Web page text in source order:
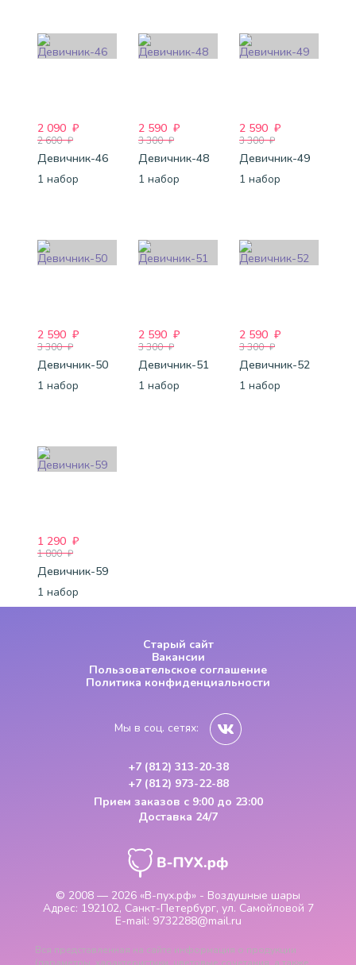
2 090 ₽
2 600 ₽
Девичник-46
1 набор
2 590 ₽
3 300 ₽
Девичник-48
1 набор
2 590 ₽
3 300 ₽
Девичник-49
1 набор
2 590 ₽
3 300 ₽
Девичник-50
1 набор
2 590 ₽
3 300 ₽
Девичник-51
1 набор
2 590 ₽
3 300 ₽
Девичник-52
1 набор
1 290 ₽
1 800 ₽
Девичник-59
1 набор
© 2008 — 2026 «В-пух.рф» - Воздушные шары
Адрес: 192102, Санкт-Петербург, ул. Самойловой 7
E-mail: 9732288@mail.ru
Старый сайт
Вакансии
Пользовательское соглашение
Политика конфиденциальности
Мы в соц. сетях:
+7 (812) 313-20-38
+7 (812) 973-22-88
Прием заказов с 9:00 до 23:00
Доставка 24/7
Вся представленная на сайте информация о продукции